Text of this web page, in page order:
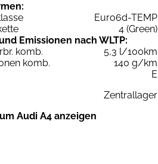
Euro6d-TEMP
4 (Green)
Emissionen nach WLTP:
komb.
5,3 l/100km
komb.
140 g/km
E
Zentrallager
Audi A4 anzeigen